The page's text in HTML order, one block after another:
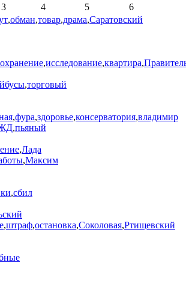
3 4 5
6
,обман,товар,драма,Саратовский
,исследование,квартира,
,торговый
,фура,здоровье,консерватория,владимир
,пьяный
,Лада
,Максим
,сбил
,штраф,остановка,Соколовая,Ртищевский